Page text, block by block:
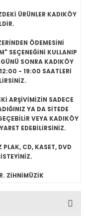
ÜRÜNLER KADIKÖY
ÖDEMESİNİ
SEÇENEĞİNİ KULLANIP
SONRA KADIKÖY
- 19:00 SAATLERİ
ARŞİVİMİZİN SADECE
YA DA SİTEDE
VEYA KADIKÖY
EDEBİLİRSİNİZ.
PLAK, CD, KASET, DVD
ZİHNİMÜZİK